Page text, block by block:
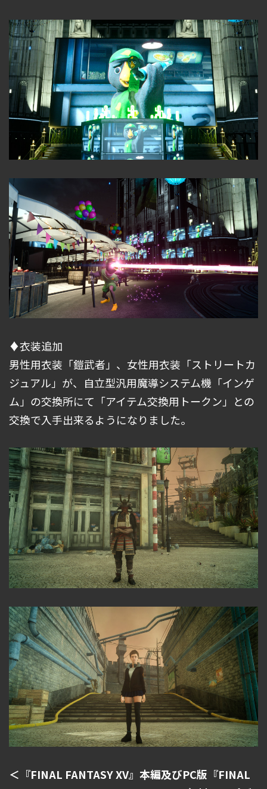
♦衣装追加
男性用衣装「鎧武者」、女性用衣装「ストリートカ
ジュアル」が、自立型汎用魔導システム機「インゲ
ム」の交換所にて「アイテム交換用トークン」との
交換で入手出来るようになりました。
＜『FINAL FANTASY XV』本編及びPC版『FINAL